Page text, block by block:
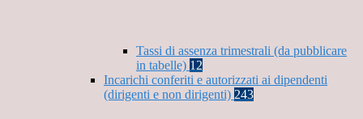
Tassi di assenza trimestrali (da pubblicare
in tabelle) 12
Incarichi conferiti e autorizzati ai dipendenti
(dirigenti e non dirigenti) 243